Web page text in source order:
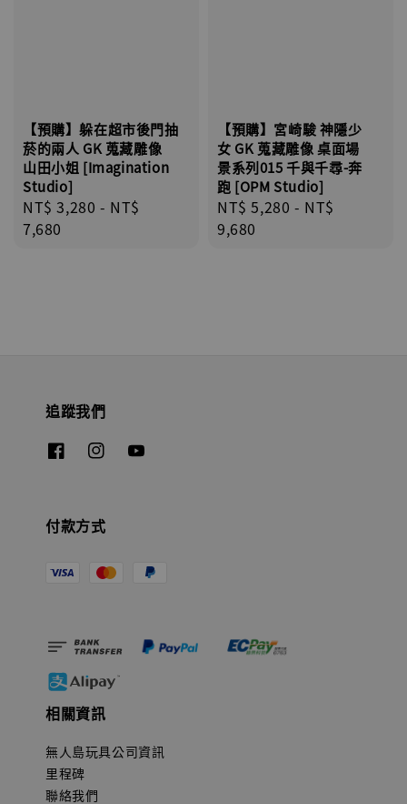
【預購】躲在超市後門抽
菸的兩人 GK 蒐藏雕像
山田小姐 [Imagination
Studio]
Regular
price
NT$ 3,280 - NT$
7,680
【預購】宮崎駿 神隱少
女 GK 蒐藏雕像 桌面場
景系列015 千與千尋-奔
跑 [OPM Studio]
Regular
price
NT$ 5,280 - NT$
9,680
追蹤我們
付款方式
相關資訊
無人島玩具公司資訊
里程碑
聯絡我們